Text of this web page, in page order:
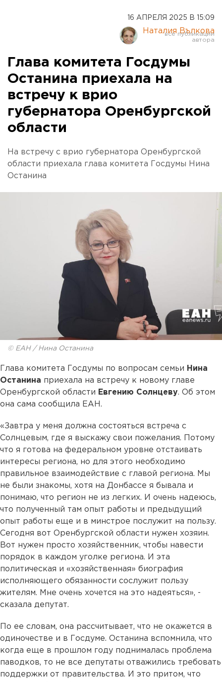
16 АПРЕЛЯ 2025 В 15:09
Наталия Вълкова
Глава комитета Госдумы
Останина приехала на
встречу к врио
губернатора Оренбургской
области
На встречу с врио губернатора Оренбургской
области приехала глава комитета Госдумы Нина
Останина
© ЕАН / Нина Останина
Глава комитета Госдумы по вопросам семьи Нина
Останина приехала на встречу к новому главе
Оренбургской области Евгению Солнцеву. Об этом
она сама сообщила ЕАН.
«Завтра у меня должна состояться встреча с
Солнцевым, где я выскажу свои пожелания. Потому
что я готова на федеральном уровне отстаивать
интересы региона, но для этого необходимо
правильное взаимодействие с главой региона. Мы
не были знакомы, хотя на Донбассе я бывала и
понимаю, что регион не из легких. И очень надеюсь,
что полученный там опыт работы и предыдущий
опыт работы еще и в минстрое послужит на пользу.
Сегодня вот Оренбургской области нужен хозяин.
Вот нужен просто хозяйственник, чтобы навести
порядок в каждом уголке региона. И эта
политическая и «хозяйственная» биография
исполняющего обязанности сослужит пользу
жителям. Мне очень хочется на это надеяться», -
сказала депутат.
По ее словам, она рассчитывает, что не окажется в
одиночестве и в Госдуме. Останина вспомнила, что
когда еще в прошлом году поднималась проблема
паводков, то не все депутаты отважились требовать
поддержки от правительства. И это притом, что